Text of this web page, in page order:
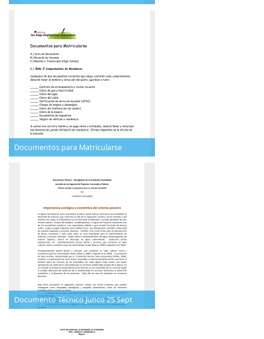
Documentos para Matricularse
Documento Técnico Junco 25 Sept